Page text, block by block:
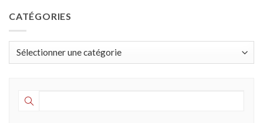
CATÉGORIES
Catégories